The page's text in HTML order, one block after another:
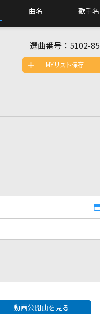
曲名 歌手名
選曲番号： 5102-85
MYリスト保存
動画公開曲を見る